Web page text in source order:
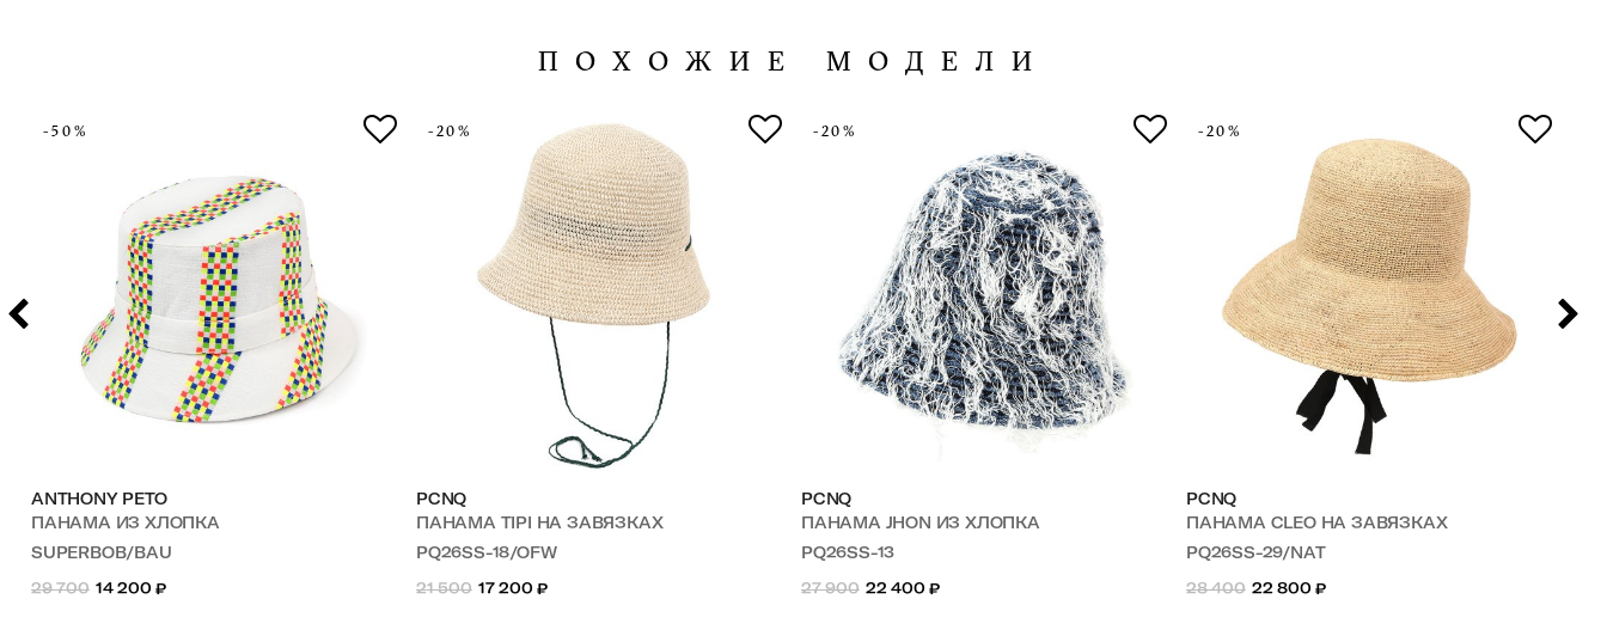
ПОХОЖИЕ МОДЕЛИ
-50%
ANTHONY PETO
ПАНАМА ИЗ ХЛОПКА
SUPERBOB/BAU
29 700
14 200 ₽
-20%
PCNQ
ПАНАМА TIPI НА ЗАВЯЗКАХ
PQ26SS-18/OFW
21 500
17 200 ₽
-20%
PCNQ
ПАНАМА JHON ИЗ ХЛОПКА
PQ26SS-13
27 900
22 400 ₽
-20%
PCNQ
ПАНАМА CLEO НА ЗАВЯЗКАХ
PQ26SS-29/NAT
28 400
22 800 ₽